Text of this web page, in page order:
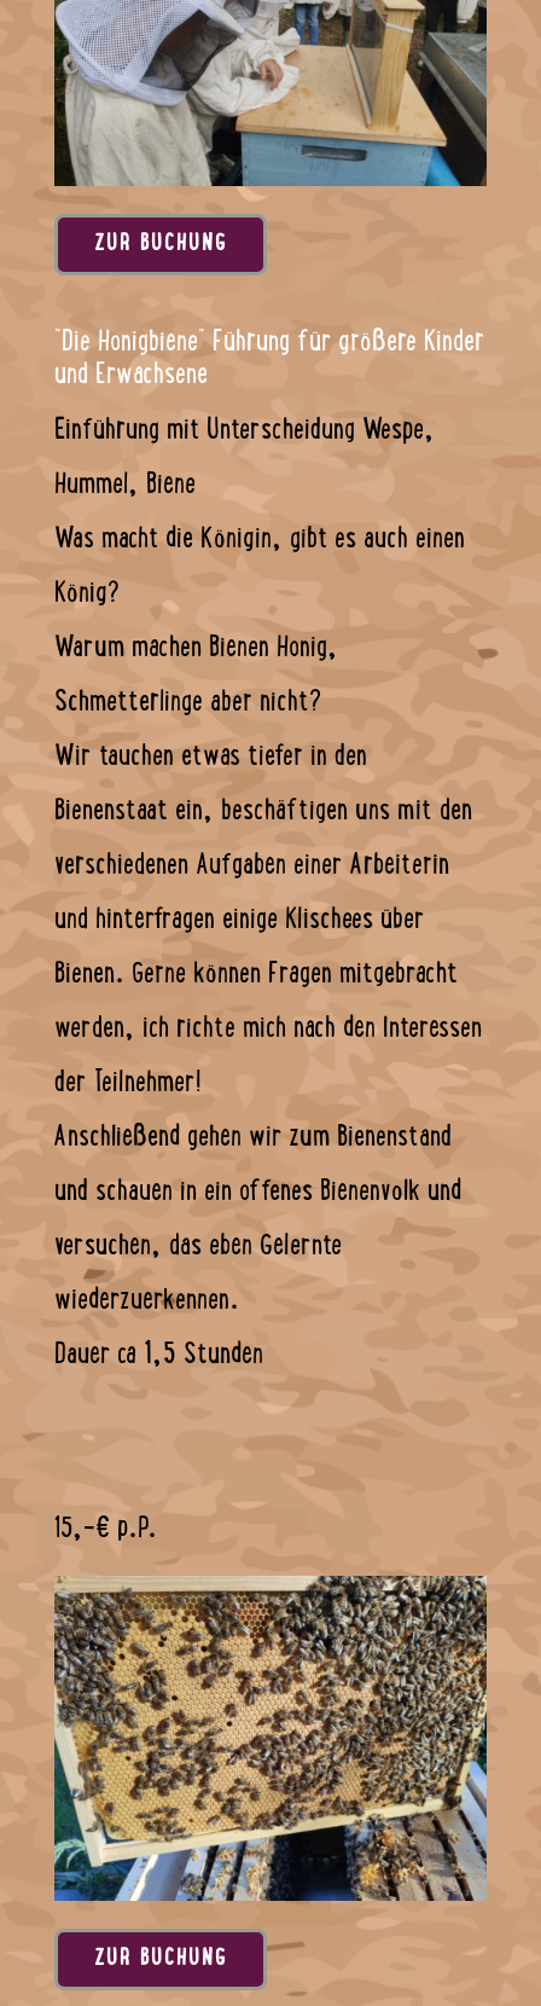
ZUR BUCHUNG
"Die Honigbiene" Führung für größere Kinder
und Erwachsene
Einführung mit Unterscheidung Wespe,
Hummel, Biene
Was macht die Königin, gibt es auch einen
König?
Warum machen Bienen Honig,
Schmetterlinge aber nicht?
Wir tauchen etwas tiefer in den
Bienenstaat ein, beschäftigen uns mit den
verschiedenen Aufgaben einer Arbeiterin
und hinterfragen einige Klischees über
Bienen. Gerne können Fragen mitgebracht
werden, ich richte mich nach den Interessen
der Teilnehmer!
Anschließend gehen wir zum Bienenstand
und schauen in ein offenes Bienenvolk und
versuchen, das eben Gelernte
wiederzuerkennen.
Dauer ca 1,5 Stunden
15,-€ p.P.
ZUR BUCHUNG